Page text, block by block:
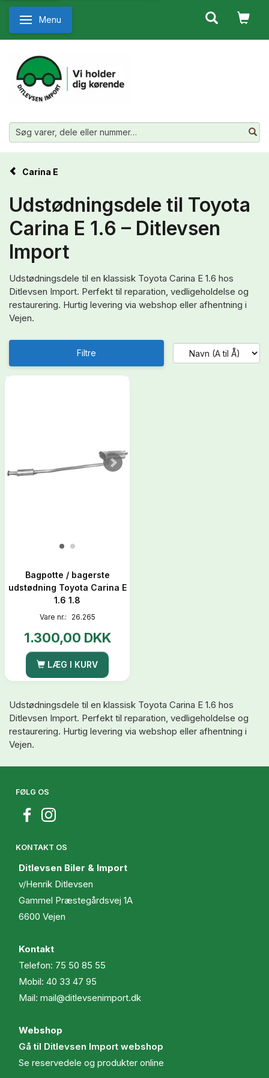
Skifte navigation
Menu
Carina E
Udstødningsdele til Toyota
Carina E 1.6 – Ditlevsen
Import
Udstødningsdele til en klassisk Toyota Carina E 1.6 hos
Ditlevsen Import. Perfekt til reparation, vedligeholdelse og
restaurering. Hurtig levering via webshop eller afhentning i
Vejen.
Filtre
Bagpotte / bagerste
udstødning Toyota Carina E
1.6 1.8
Vare nr.: 26.265
1.300,00 DKK
LÆG I KURV
Udstødningsdele til en klassisk Toyota Carina E 1.6 hos
Ditlevsen Import. Perfekt til reparation, vedligeholdelse og
restaurering. Hurtig levering via webshop eller afhentning i
Vejen.
FØLG OS
KONTAKT OS
Ditlevsen Biler & Import
v/Henrik Ditlevsen
Gammel Præstegårdsvej 1A
6600 Vejen
Kontakt
Telefon: 75 50 85 55
Mobil: 40 33 47 95
Mail: mail@ditlevsenimport.dk
Webshop
Gå til Ditlevsen Import webshop
Se reservedele og produkter online